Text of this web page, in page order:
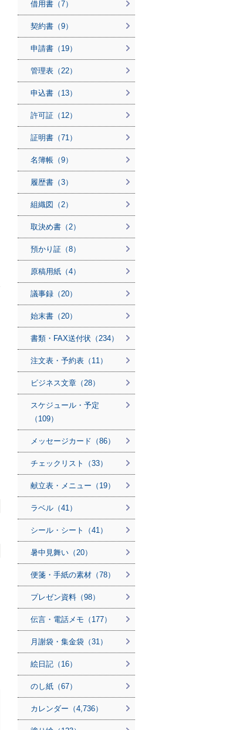
借用書（7）
契約書（9）
申請書（19）
管理表（22）
申込書（13）
許可証（12）
証明書（71）
名簿帳（9）
履歴書（3）
組織図（2）
取決め書（2）
預かり証（8）
原稿用紙（4）
議事録（20）
始末書（20）
書類・FAX送付状（234）
注文表・予約表（11）
ビジネス文章（28）
スケジュール・予定
（109）
メッセージカード（86）
チェックリスト（33）
献立表・メニュー（19）
ラベル（41）
シール・シート（41）
暑中見舞い（20）
便箋・手紙の素材（78）
プレゼン資料（98）
伝言・電話メモ（177）
月謝袋・集金袋（31）
絵日記（16）
のし紙（67）
カレンダー（4,736）